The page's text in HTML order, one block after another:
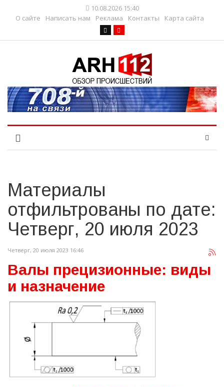
10.08.2026 15:40
О сайте
Написать нам Реклама Контакты Карта сайта
Материалы
отфильтрованы по дате:
Четверг, 20 июля 2023
Четверг, 20 июля 2023 16:46
Валы прецизионные: виды
и назначение